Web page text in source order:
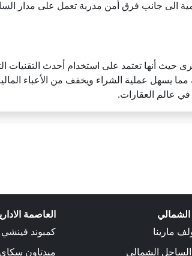
الى جانب فرق أمن مدربة تعمل على مدار
أنها تعتمد على استخدام أحدث التقنيات
مما يسهل عملية الشراء ويخفف من الأعباء
مارينا
الشمالى
العاصمة
كمبوند فينشي
ميدتاون